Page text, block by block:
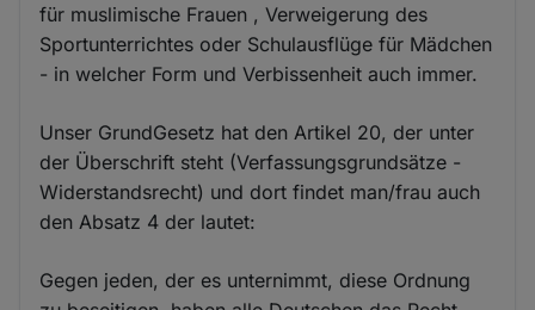
für muslimische Frauen , Verweigerung des
Sportunterrichtes oder Schulausflüge für Mädchen
- in welcher Form und Verbissenheit auch immer.
Unser GrundGesetz hat den Artikel 20, der unter
der Überschrift steht (Verfassungsgrundsätze -
Widerstandsrecht) und dort findet man/frau auch
den Absatz 4 der lautet:
Gegen jeden, der es unternimmt, diese Ordnung